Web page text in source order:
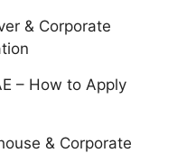
& Corporate
– How to Apply
& Corporate